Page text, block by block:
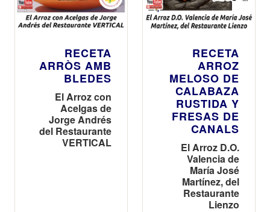
RECETA
ARRÒS AMB
BLEDES
El Arroz con
Acelgas de
Jorge Andrés
del Restaurante
VERTICAL
RECETA
ARROZ
MELOSO DE
CALABAZA
RUSTIDA Y
FRESAS DE
CANALS
El Arroz D.O.
Valencia de
María José
Martínez, del
Restaurante
Lienzo